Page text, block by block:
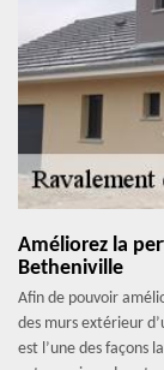
Améliorez la
Betheniville
Afin de pouvoir
des murs extérieur
est l’une des façons